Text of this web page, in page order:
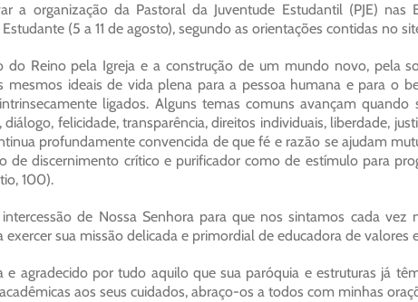
a organização da Pastoral da Juventude Estudantil (PJE)
(5 a 11 de agosto), segundo as orientações contidas no
do Reino pela Igreja e a construção de um mundo novo, pela
mesmos ideais de vida plena para a pessoa humana e para o
ligados. Alguns temas comuns avançam
diálogo, felicidade, transparência, direitos individuais, liberdade,
profundamente convencida de que fé e razão se ajudam
de discernimento crítico e purificador como de estímulo para
100).
de Nossa Senhora para que nos sintamos cada vez
exercer sua missão delicada e primordial de educadora de valores
e agradecido por tudo aquilo que sua paróquia e estruturas já
aos seus cuidados, abraço-os a todos com minhas